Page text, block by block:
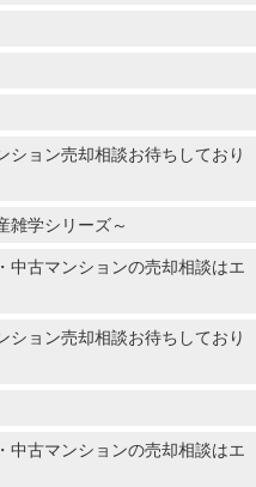
ション売却相談お待ちしており
雑学シリーズ～
中古マンションの売却相談はエ
ション売却相談お待ちしており
中古マンションの売却相談はエ